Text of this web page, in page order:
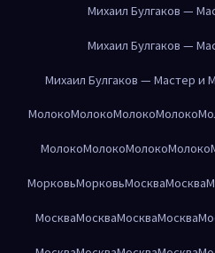
Михаил Булгаков —
Михаил Булгаков —
Михаил Булгаков — Мастер и
МолокоМолокоМолокоМолоко
МолокоМолокоМолокоМолоко
МорковьМорковьМоскваМосква
МоскваМоскваМоскваМосква